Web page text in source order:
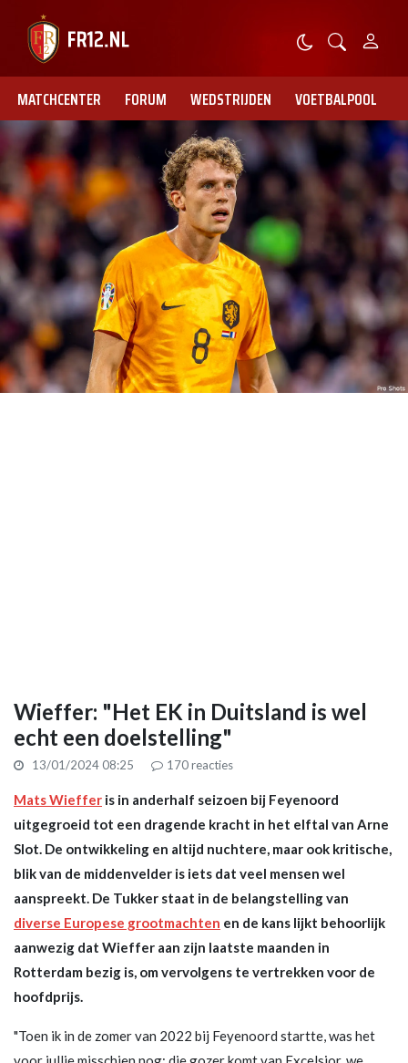
MATCHCENTER FORUM WEDSTRIJDEN VOETBALPOOL
Wieffer: "Het EK in Duitsland is wel
echt een doelstelling"
13/01/2024 08:25 170reacties
Mats Wieffer is in anderhalf seizoen bij Feyenoord
uitgegroeid tot een dragende kracht in het elftal van Arne
Slot. De ontwikkeling en altijd nuchtere, maar ook kritische,
blik van de middenvelder is iets dat veel mensen wel
aanspreekt. De Tukker staat in de belangstelling van
diverse Europese grootmachten en de kans lijkt behoorlijk
aanwezig dat Wieffer aan zijn laatste maanden in
Rotterdam bezig is, om vervolgens te vertrekken voor de
hoofdprijs.
"Toen ik in de zomer van 2022 bij Feyenoord startte, was het